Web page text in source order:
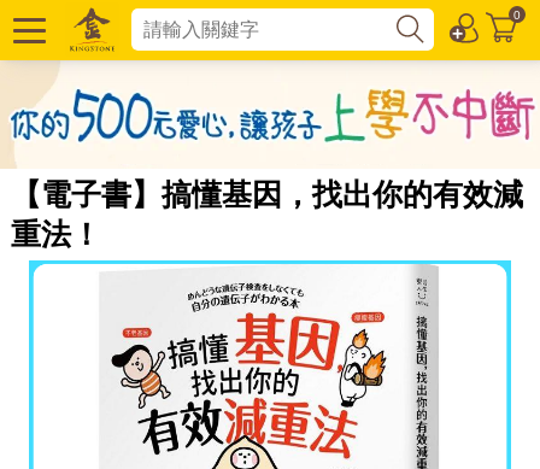
0
【電子書】搞懂基因，找出你的有效減
重法！